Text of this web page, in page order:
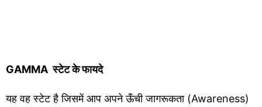
GAMMA स्टेट के फायदे
यह वह स्टेट है जिसमें आप अपने ऊँची जागरूकता (Awareness)